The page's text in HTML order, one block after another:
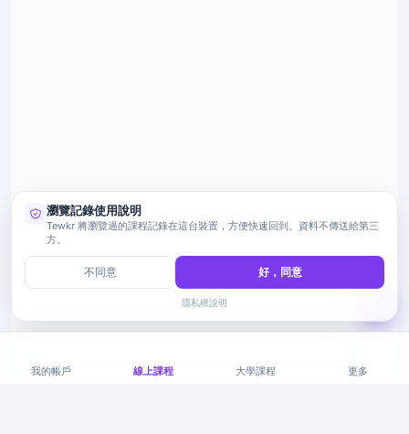
我的帳戶 線上課程 大學課程 更多
瀏覽記錄使用說明
Tewkr 將瀏覽過的課程記錄在這台裝置，方便快速回到。資料不傳送給第三
方。
不同意 好，同意
隱私權說明